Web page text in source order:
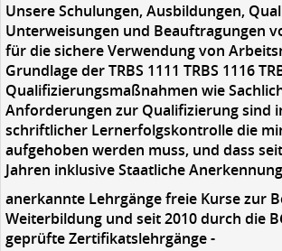
Unsere Schulungen, Ausbildungen,
Unterweisungen und Beauftragungen
für die sichere Verwendung von
Grundlage der TRBS 1111 TRBS 1116
Qualifizierungsmaßnahmen wie
Anforderungen zur Qualifizierung sind
schriftlicher Lernerfolgskontrolle die
aufgehoben werden muss, und dass
Jahren inklusive Staatliche
anerkannte Lehrgänge freie Kurse zur
Weiterbildung und seit 2010 durch die
geprüfte Zertifikatslehrgänge -